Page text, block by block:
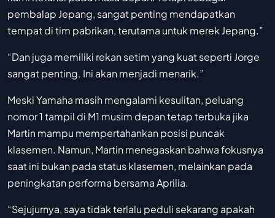
pembalap Jepang, sangat penting mendapatkan
tempat di tim pabrikan, terutama untuk merek Jepang.”
“Dan juga memiliki rekan setim yang kuat seperti Jorge
sangat penting. Ini akan menjadi menarik.”
Meski Yamaha masih mengalami kesulitan, peluang
nomor 1 tampil di M1 musim depan tetap terbuka jika
Martin mampu mempertahankan posisi puncak
klasemen. Namun, Martin menegaskan bahwa fokusnya
saat ini bukan pada status klasemen, melainkan pada
peningkatan performa bersama Aprilia.
“Sejujurnya, saya tidak terlalu peduli sekarang apakah